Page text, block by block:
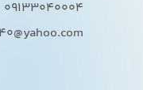
09133040004